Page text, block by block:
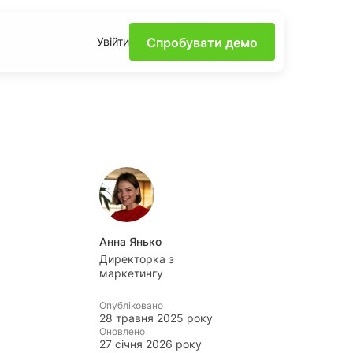
та поради від
інсайтів про
та доступному
трендів та
Увійти Спробувати демо
Анна Янько
Директорка з
маркетингу
Опубліковано
28 травня 2025 року
Оновлено
27 січня 2026 року